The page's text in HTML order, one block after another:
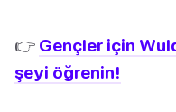
👉 Gençler için
şeyi öğrenin!